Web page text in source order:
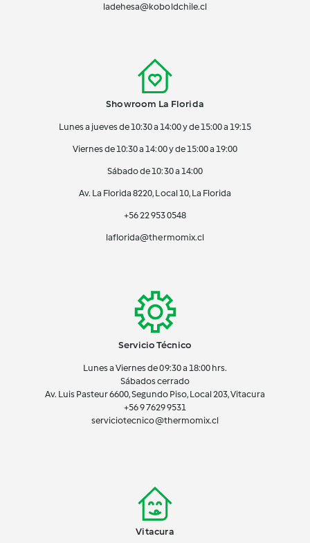
ladehesa@koboldchile.cl
Showroom La Florida
Lunes a jueves de 10:30 a 14:00 y de 15:00 a 19:15
Viernes de 10:30 a 14:00 y de 15:00 a 19:00
Sábado de 10:30 a 14:00
Av. La Florida 8220, Local 10, La Florida
+56 22 953 0548
laflorida@thermomix.cl
Servicio Técnico
Lunes a Viernes de 09:30 a 18:00 hrs.
Sábados cerrado
Av. Luis Pasteur 6600, Segundo Piso, Local 203, Vitacura
+56 9 7629 9531
serviciotecnico@thermomix.cl
Vitacura